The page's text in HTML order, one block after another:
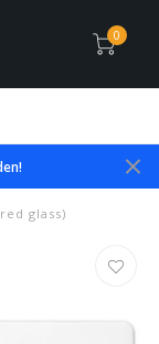
0
glass)